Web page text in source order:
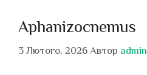
Aphanizocnemus
3 Лютого, 2026 Автор admin